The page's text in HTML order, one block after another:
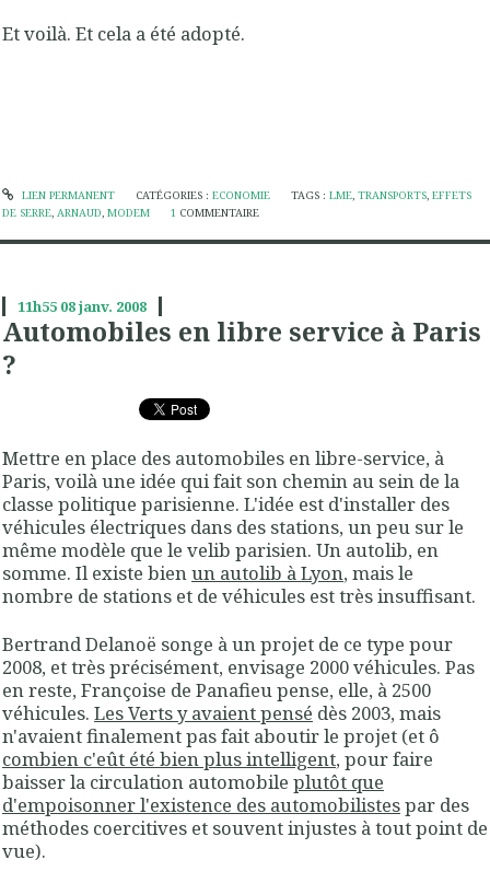
Et voilà. Et cela a été adopté.
LIEN PERMANENT CATÉGORIES : ECONOMIE TAGS :LME,TRANSPORTS,EFFETS
DE SERRE, ARNAUD, MODEM 1 COMMENTAIRE
11h55 08janv. 2008
Automobiles en libre service à Paris
?
Mettre en place des automobiles en libre-service, à
Paris, voilà une idée qui fait son chemin au sein de la
classe politique parisienne. L'idée est d'installer des
véhicules électriques dans des stations, un peu sur le
même modèle que le velib parisien. Un autolib, en
somme. Il existe bienun autolib à Lyon, mais le
nombre de stations et de véhicules est très insuffisant.
Bertrand Delanoë songe à un projet de ce type pour
2008, et très précisément, envisage 2000 véhicules. Pas
en reste, Françoise de Panafieu pense, elle, à 2500
véhicules. Les Verts y avaient pensé dès 2003,mais
n'avaient finalement pas fait aboutir le projet (et ô
combien c'eût été bien plus intelligent, pour faire
baisser la circulation automobile plutôt que
d'empoisonner l'existence des automobilistespar des
méthodes coercitives et souvent injustes à tout point de
vue).